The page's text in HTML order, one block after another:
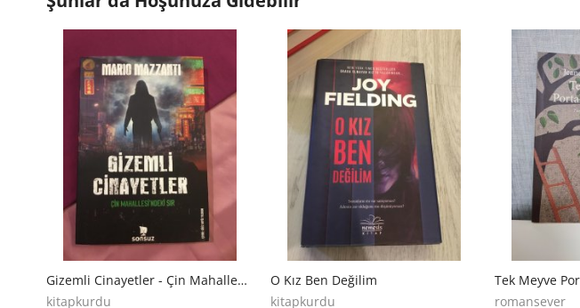
Gizemli Cinayetler - Çin Mahallesi'ndeki Sır
kitapkurdu
O Kız Ben Değilim
kitapkurdu
Tek Meyve
romansever